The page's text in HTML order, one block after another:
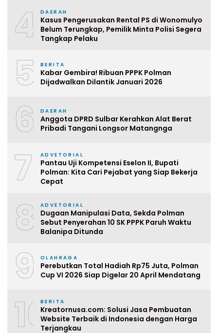
4 DAERAH
Kasus Pengerusakan Rental PS di Wonomulyo
Belum Terungkap, Pemilik Minta Polisi Segera
Tangkap Pelaku
5 BERITA
Kabar Gembira! Ribuan PPPK Polman
Dijadwalkan Dilantik Januari 2026
6 DAERAH
Anggota DPRD Sulbar Kerahkan Alat Berat
Pribadi Tangani Longsor Matangnga
7 ADVETORIAL
Pantau Uji Kompetensi Eselon II, Bupati
Polman: Kita Cari Pejabat yang Siap Bekerja
Cepat
8 ADVETORIAL
Dugaan Manipulasi Data, Sekda Polman
Sebut Penyerahan 10 SK PPPK Paruh Waktu
Balanipa Ditunda
9 OLAHRAGA
Perebutkan Total Hadiah Rp75 Juta, Polman
Cup VI 2026 Siap Digelar 20 April Mendatang
10BERITA
Kreatornusa.com: Solusi Jasa Pembuatan
Website Terbaik di Indonesia dengan Harga
Terjangkau